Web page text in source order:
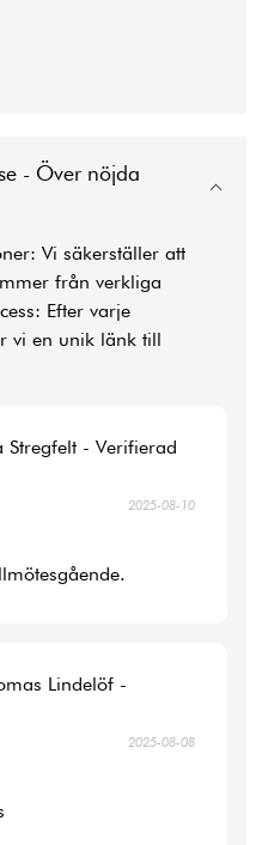
- Över nöjda
Vi säkerställer att
från verkliga
Efter varje
vi en unik länk till
Stregfelt - Verifierad
2025-08-10
Lindelöf -
2025-08-08